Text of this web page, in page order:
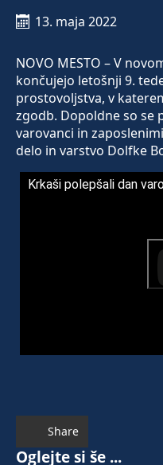
13. maja 2022
NOVO MESTO – V
končujejo letošnji 9.
prostovoljstva, v
zgodb. Dopoldne so se
varovanci in
delo in varstvo Dolfke
Krkaši polepšali dan
Share
Oglejte si še ...